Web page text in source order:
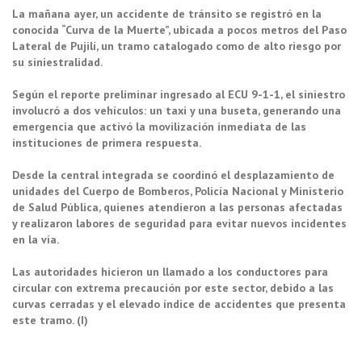
La mañana ayer, un accidente de tránsito se registró en la
conocida “Curva de la Muerte”, ubicada a pocos metros del Paso
Lateral de Pujilí, un tramo catalogado como de alto riesgo por
su siniestralidad.
Según el reporte preliminar ingresado al ECU 9-1-1, el siniestro
involucró a dos vehículos: un taxi y una buseta, generando una
emergencia que activó la movilización inmediata de las
instituciones de primera respuesta.
Desde la central integrada se coordinó el desplazamiento de
unidades del Cuerpo de Bomberos, Policía Nacional y Ministerio
de Salud Pública, quienes atendieron a las personas afectadas
y realizaron labores de seguridad para evitar nuevos incidentes
en la vía.
Las autoridades hicieron un llamado a los conductores para
circular con extrema precaución por este sector, debido a las
curvas cerradas y el elevado índice de accidentes que presenta
este tramo. (I)